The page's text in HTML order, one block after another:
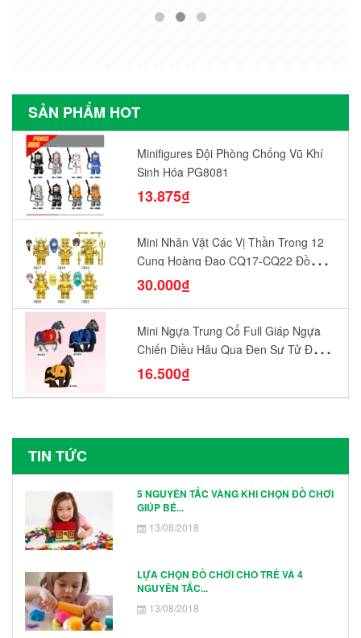
SẢN PHẨM HOT
Minifigures Đội Phòng Chống Vũ Khí
Sinh Hóa PG8081
13.875₫
Mini Nhân Vật Các Vị Thần Trong 12
Cung Hoàng Đạo CQ17-CQ22 Đồ
Chơi Lắp Ráp Mô Hình Yêu Thích
30.000₫
Mini Ngựa Trung Cổ Full Giáp Ngựa
Chiến Diều Hâu Quạ Đen Sư Tử Đỏ
N1003 - N1005 Đồ Chơi Lắp Ráp Mô
16.500₫
TIN TỨC
5 NGUYÊN TẮC VÀNG KHI CHỌN ĐỒ CHƠI
GIÚP BÉ...
13/08/2018
LỰA CHỌN ĐỒ CHƠI CHO TRẺ VÀ 4
NGUYÊN TẮC...
13/08/2018